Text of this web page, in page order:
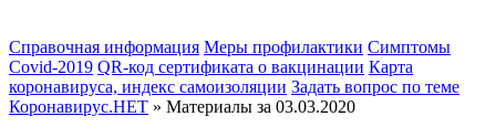
Справочная информация Меры профилактики Симптомы
Covid-2019 QR-код сертификата о вакцинации Карта
коронавируса, индекс самоизоляции Задать вопрос по теме
Коронавирус.НЕТ » Материалы за 03.03.2020